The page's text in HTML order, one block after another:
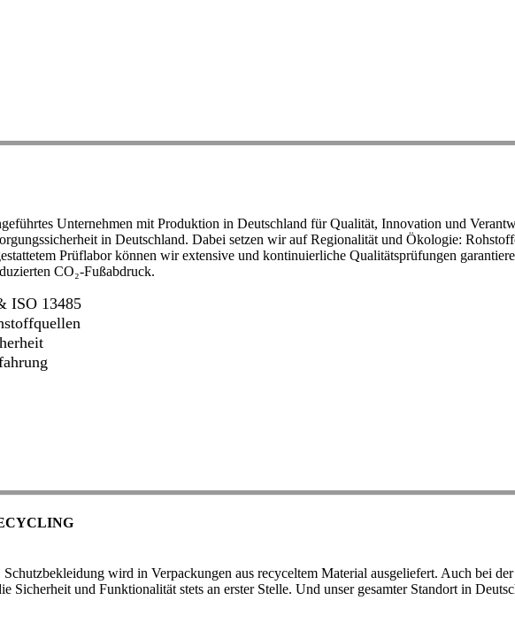
Unternehmen mit Produktion in Deutschland für Qualität, Innovation und
in Deutschland. Dabei setzen wir auf Regionalität und Ökologie:
Prüflabor können wir extensive und kontinuierliche Qualitätsprüfungen
CO₂-Fußabdruck.
ISO 13485
wird in Verpackungen aus recyceltem Material ausgeliefert. Auch bei
Sicherheit und Funktionalität stets an erster Stelle. Und unser gesamter Standort in